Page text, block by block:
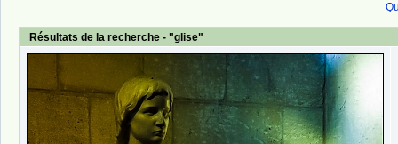
Résultats de la recherche - "glise"